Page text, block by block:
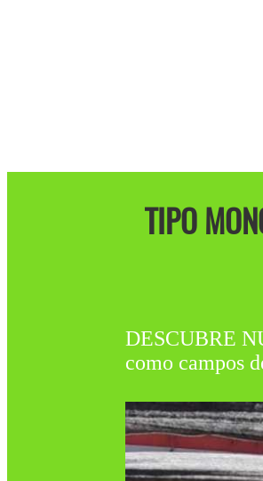
TIPO
DESCUBRE
como campos